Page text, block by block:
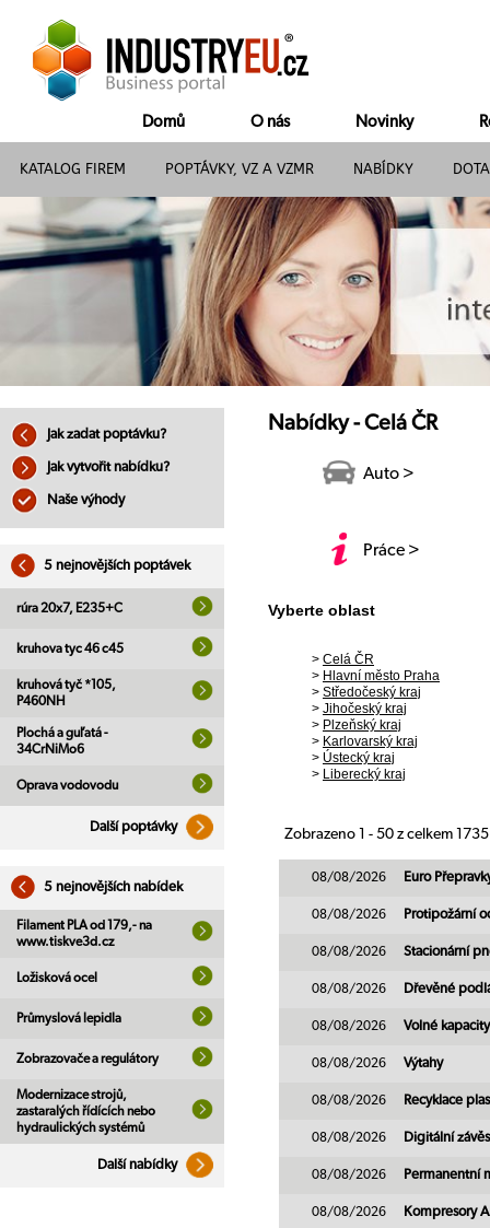
Domů O nás Novinky
KATALOG FIREM POPTÁVKY, VZ A VZMR NABÍDKY
Jak zadat poptávku?
Jak vytvořit nabídku?
Naše výhody
5 nejnovějších poptávek
rúra 20x7, E235+C
kruhova tyc 46 c45
kruhová tyč *105,
P460NH
Plochá a guľatá -
34CrNiMo6
Oprava vodovodu
Další poptávky
5 nejnovějších nabídek
Filament PLA od 179,- na
www.tiskve3d.cz
Ložisková ocel
Průmyslová lepidla
Zobrazovače a regulátory
Modernizace strojů,
zastaralých řídících nebo
hydraulických systémů
Další nabídky
Nabídky - Celá ČR
Auto >
Práce >
Vyberte oblast
> Celá ČR
> Hlavní město Praha
> Středočeský kraj
> Jihočeský kraj
> Plzeňský kraj
> Karlovarský kraj
> Ústecký kraj
> Liberecký kraj
Zobrazeno 1 - 50 z celkem
08/08/2026 Euro
08/08/2026 Protipožární
08/08/2026 Stacionární
08/08/2026 Dřevěné
08/08/2026 Volné
08/08/2026 Výtahy
08/08/2026 Recyklace
08/08/2026 Digitální
08/08/2026 Permanentní
08/08/2026 Kompresory